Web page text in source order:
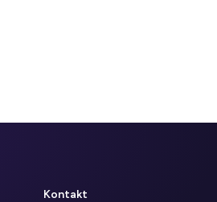
Kontakt